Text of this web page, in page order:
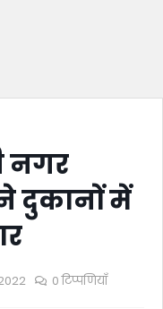
नगर
दुकानों में
0 टिप्पणियाँ